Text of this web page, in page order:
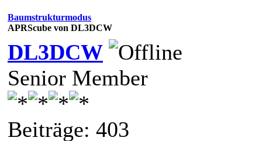
Baumstrukturmodus
APRScube von DL3DCW
DL3DCW
Senior Member
Beiträge: 403